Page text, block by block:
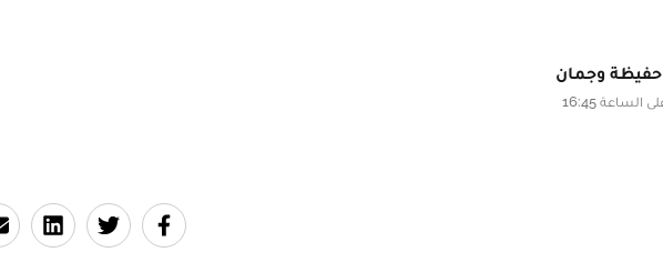
حفيظة وجمان